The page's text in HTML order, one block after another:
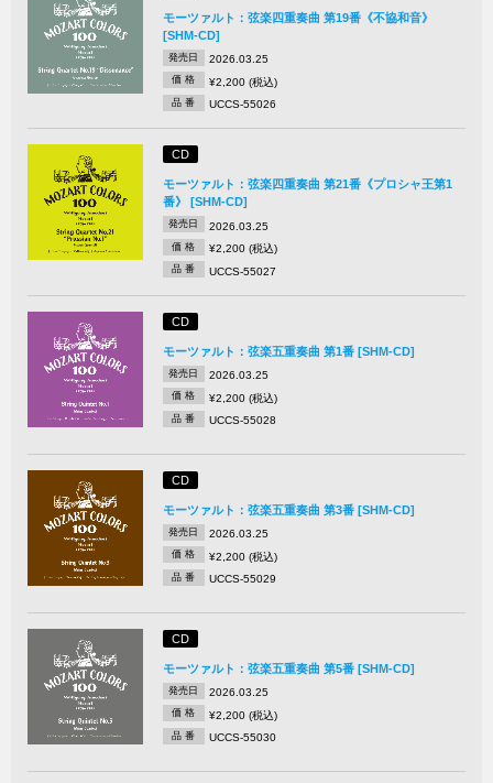
モーツァルト：弦楽四重奏曲 第19番《不協和音》
[SHM-CD]
発売日 2026.03.25
価 格 ¥2,200 (税込)
品 番 UCCS-55026
CD
モーツァルト：弦楽四重奏曲 第21番《プロシャ王第1
番》 [SHM-CD]
発売日 2026.03.25
価 格 ¥2,200 (税込)
品 番 UCCS-55027
CD
モーツァルト：弦楽五重奏曲 第1番 [SHM-CD]
発売日 2026.03.25
価 格 ¥2,200 (税込)
品 番 UCCS-55028
CD
モーツァルト：弦楽五重奏曲 第3番 [SHM-CD]
発売日 2026.03.25
価 格 ¥2,200 (税込)
品 番 UCCS-55029
CD
モーツァルト：弦楽五重奏曲 第5番 [SHM-CD]
発売日 2026.03.25
価 格 ¥2,200 (税込)
品 番 UCCS-55030